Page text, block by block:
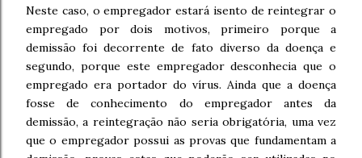
Neste caso, o empregador estará isento de reintegrar o
empregado por dois motivos, primeiro porque a
demissão foi decorrente de fato diverso da doença e
segundo, porque este empregador desconhecia que o
empregado era portador do vírus. Ainda que a doença
fosse de conhecimento do empregador antes da
demissão, a reintegração não seria obrigatória, uma vez
que o empregador possui as provas que fundamentam a